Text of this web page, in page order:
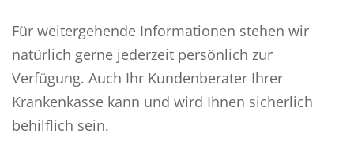
Für weitergehende Informationen stehen wir
natürlich gerne jederzeit persönlich zur
Verfügung. Auch Ihr Kundenberater Ihrer
Krankenkasse kann und wird Ihnen sicherlich
behilflich sein.